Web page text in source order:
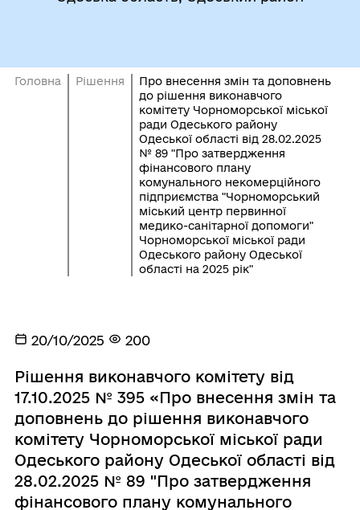
Головна Рішення
Про внесення змін та доповнень
до рішення виконавчого
комітету Чорноморської міської
ради Одеського району
Одеської області від 28.02.2025
№ 89 "Про затвердження
фінансового плану
комунального некомерційного
підприємства "Чорноморський
міський центр первинної
медико-санітарної допомоги"
Чорноморської міської ради
Одеського району Одеської
області на 2025 рік"
20/10/2025 200
Рішення виконавчого комітету від
17.10.2025 № 395 «Про внесення змін та
доповнень до рішення виконавчого
комітету Чорноморської міської ради
Одеського району Одеської області від
28.02.2025 № 89 "Про затвердження
фінансового плану комунального